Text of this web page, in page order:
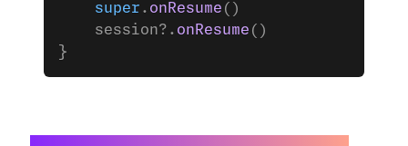
    super
. onResume ()
    session?.
onResume ()
}